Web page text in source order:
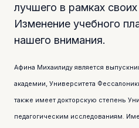
лучшего в рамках
Изменение учебного
нашего внимания.
Афина Михаилиду является
академии, Университета
также имеет докторскую степень
педагогическим исследованиям.